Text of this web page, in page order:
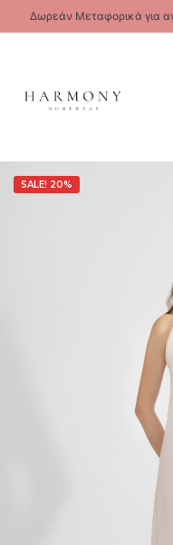
Δωρεάν Μεταφορικά για
SALE! 20%